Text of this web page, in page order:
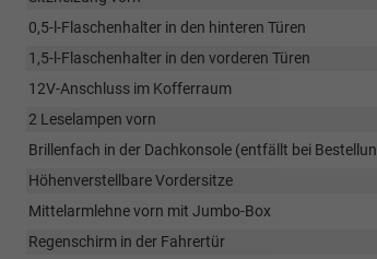
0,5-l-Flaschenhalter in den hinteren Türen
1,5-l-Flaschenhalter in den vorderen Türen
12V-Anschluss im Kofferraum
2 Leselampen vorn
Brillenfach in der Dachkonsole (entfällt bei
Höhenverstellbare Vordersitze
Mittelarmlehne vorn mit Jumbo-Box
Regenschirm in der Fahrertür